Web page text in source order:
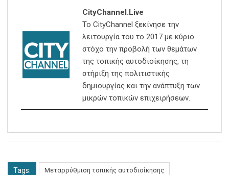
CityChannel.live
Το CityChannel ξεκίνησε την
λειτουργία του το 2017 με κύριο
στόχο την προβολή των θεμάτων
της τοπικής αυτοδιοίκησης, τη
στήριξη της πολιτιστικής
δημιουργίας και την ανάπτυξη των
μικρών τοπικών επιχειρήσεων.
Tags: Μεταρρύθμιση τοπικής αυτοδιοίκησης